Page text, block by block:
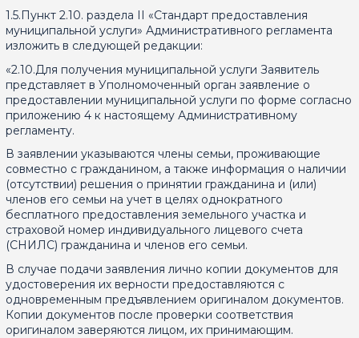
1.5.Пункт 2.10. раздела II «Стандарт предоставления
муниципальной услуги» Административного регламента
изложить в следующей редакции:
«2.10.Для получения муниципальной услуги Заявитель
представляет в Уполномоченный орган заявление о
предоставлении муниципальной услуги по форме согласно
приложению 4 к настоящему Административному
регламенту.
В заявлении указываются члены семьи, проживающие
совместно с гражданином, а также информация о наличии
(отсутствии) решения о принятии гражданина и (или)
членов его семьи на учет в целях однократного
бесплатного предоставления земельного участка и
страховой номер индивидуального лицевого счета
(СНИЛС) гражданина и членов его семьи.
В случае подачи заявления лично копии документов для
удостоверения их верности предоставляются с
одновременным предъявлением оригиналом документов.
Копии документов после проверки соответствия
оригиналом заверяются лицом, их принимающим.